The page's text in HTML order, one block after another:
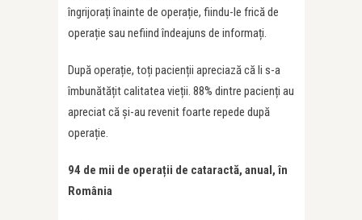
îngrijorați înainte de operație, fiindu-le frică de
operație sau nefiind îndeajuns de informați.
După operație, toți pacienții apreciază că li s-a
îmbunătățit calitatea vieții. 88% dintre pacienți au
apreciat că și-au revenit foarte repede după
operație.
94 de mii de operații de cataractă, anual, în
România